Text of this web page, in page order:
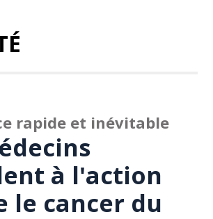
rapide et inévitable
à l'action
le cancer du